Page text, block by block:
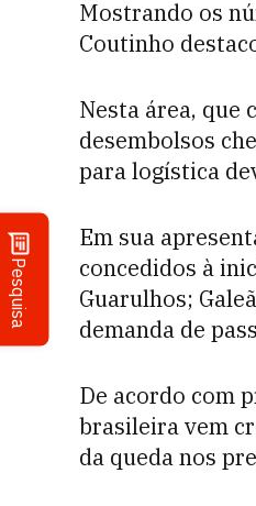
Pesquisa
Mostrando os
Coutinho
Nesta área, que
desembolsos
para logística
Em sua
concedidos à
Guarulhos;
demanda de
De acordo com
brasileira vem
da queda nos